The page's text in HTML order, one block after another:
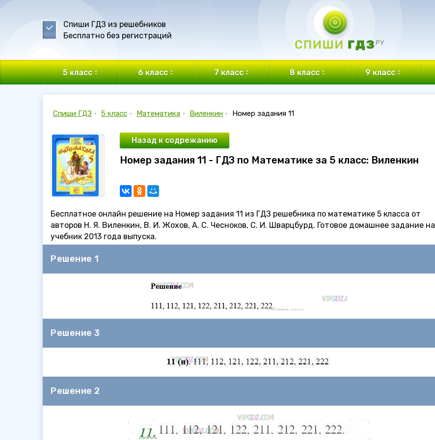
Спиши ГДЗ из решебников
Бесплатно без регистраций
5 класс 6 класс 7 класс 8 класс 9 класс
Спиши ГДЗ • 5 класс • Математика • Виленкин • Номер задания 11
Назад к содрежанию
Номер задания 11 - ГДЗ по Математике за 5 класс: Виленкин
Бесплатное онлайн решение на Номер задания 11 из ГДЗ решебника по математике 5 класса от
авторов Н. Я. Виленкин, В. И. Жохов, А. С. Чесноков, С. И. Шварцбурд. Готовое домашнее задание на
учебник 2013 года выпуска.
Решение 1
Решение 3
Решение 2